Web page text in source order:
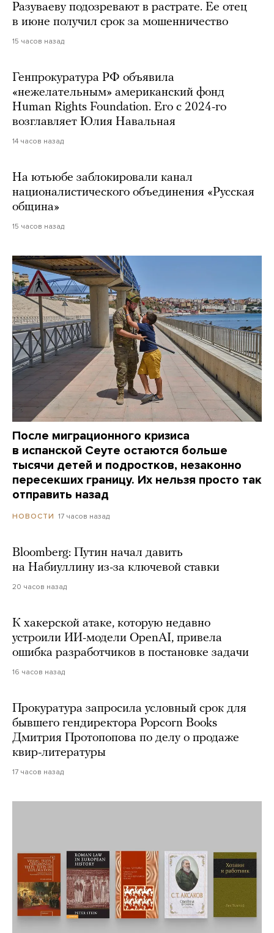
Разуваеву подозревают в растрате. Ее отец
в июне получил срок за мошенничество
15 часов назад
Генпрокуратура РФ объявила
«нежелательным» американский фонд
Human Rights Foundation. Его с 2024-го
возглавляет Юлия Навальная
14 часов назад
На ютьюбе заблокировали канал
националистического объединения «Русская
община»
15 часов назад
После миграционного кризиса
в испанской Сеуте остаются больше
тысячи детей и подростков, незаконно
пересекших границу. Их нельзя просто так
отправить назад
НОВОСТИ 17 часов назад
Bloomberg: Путин начал давить
на Набиуллину из-за ключевой ставки
20 часов назад
К хакерской атаке, которую недавно
устроили ИИ-модели OpenAI, привела
ошибка разработчиков в постановке задачи
16 часов назад
Прокуратура запросила условный срок для
бывшего гендиректора Popcorn Books
Дмитрия Протопопова по делу о продаже
квир-литературы
17 часов назад